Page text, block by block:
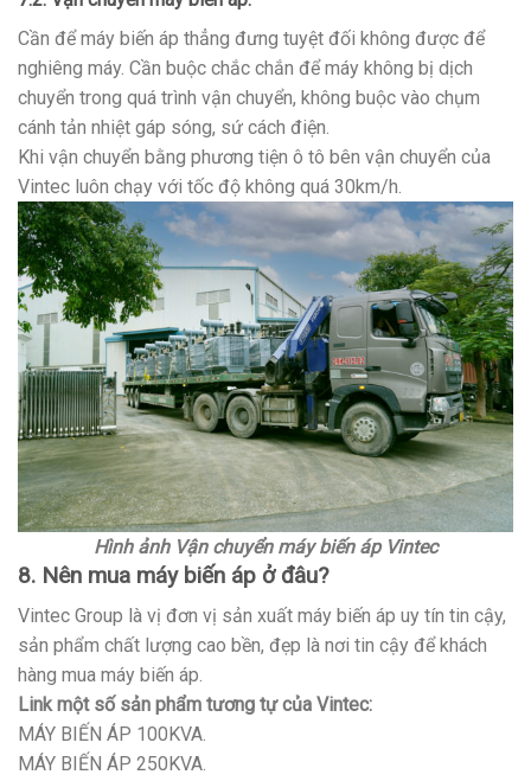
Cần để máy biến áp thẳng đưng tuyệt đối không được để
nghiêng máy. Cần buộc chắc chắn để máy không bị dịch
chuyển trong quá trình vận chuyển, không buộc vào chụm
cánh tản nhiệt gáp sóng, sứ cách điện.
Khi vận chuyển bằng phương tiện ô tô bên vận chuyển của
Vintec luôn chạy với tốc độ không quá 30km/h.
Hình ảnh Vận chuyển máy biến áp Vintec
8. Nên mua máy biến áp ở đâu?
Vintec Group là vị đơn vị sản xuất máy biến áp uy tín tin cậy,
sản phẩm chất lượng cao bền, đẹp là nơi tin cậy để khách
hàng mua máy biến áp.
Link một số sản phẩm tương tự của Vintec:
MÁY BIẾN ÁP 100KVA.
MÁY BIẾN ÁP 250KVA.